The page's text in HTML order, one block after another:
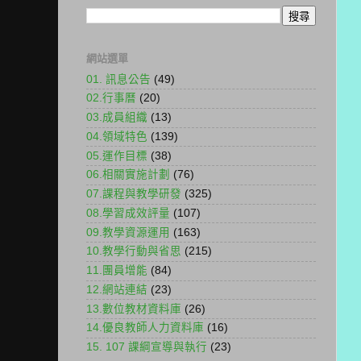
網站選單
01. 訊息公告 (49)
02.行事曆 (20)
03.成員組織 (13)
04.領域特色 (139)
05.運作目標 (38)
06.相關實施計劃 (76)
07.課程與教學研發 (325)
08.學習成效評量 (107)
09.教學資源運用 (163)
10.教學行動與省思 (215)
11.團員增能 (84)
12.網站連結 (23)
13.數位教材資料庫 (26)
14.優良教師人力資料庫 (16)
15. 107 課綱宣導與執行 (23)